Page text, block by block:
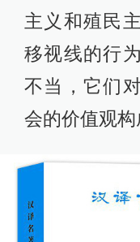
主义和殖民
移视线的行
不当，它们
会的价值观构